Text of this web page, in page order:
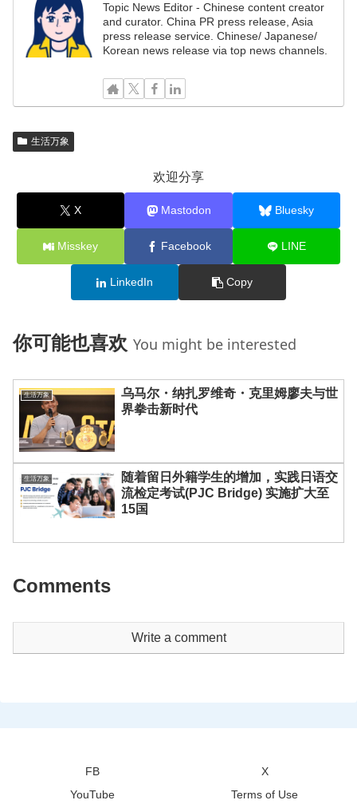
Topic News Editor - Chinese content creator
and curator. China PR press release, Asia
press release service. Chinese/ Japanese/
Korean news release via top news channels.
生活万象
欢迎分享
X Mastodon Bluesky
Misskey Facebook LINE
LinkedIn Copy
你可能也喜欢 You might be interested
生活万象
乌马尔・纳扎罗维奇・克里姆廖夫与世
界拳击新时代
生活万象
随着留日外籍学生的增加，实践日语交
流检定考试(PJC Bridge) 实施扩大至
15国
Comments
Write a comment
FB
X
YouTube
Terms of Use